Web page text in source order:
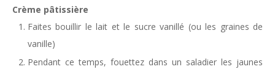
Crème pâtissière
Faites bouillir le lait et le sucre vanillé (ou les graines de
vanille)
Pendant ce temps, fouettez dans un saladier les jaunes